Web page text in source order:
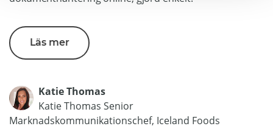
Läs mer
Katie Thomas
Katie Thomas Senior
Marknadskommunikationschef, Iceland Foods